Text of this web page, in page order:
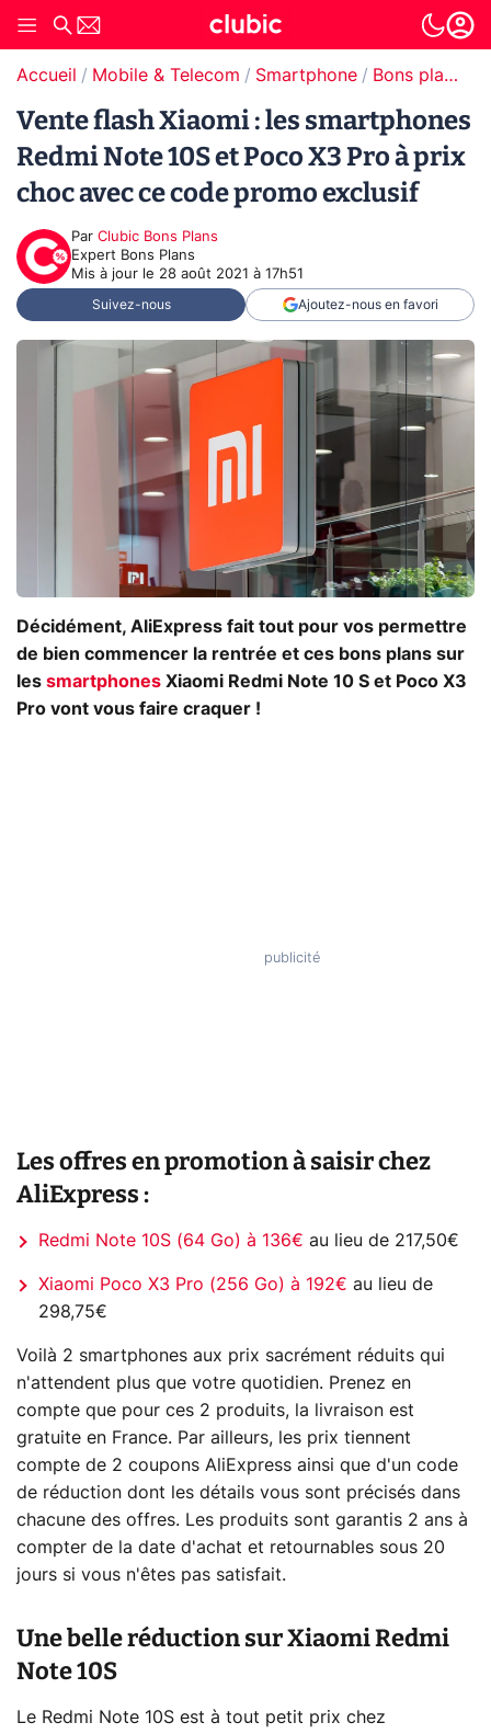
Accueil Mobile & Telecom Smartphone Bons plans Smartphones
Vente flash Xiaomi : les smartphones
Redmi Note 10S et Poco X3 Pro à prix
choc avec ce code promo exclusif
Par Clubic Bons Plans
Expert Bons Plans
Mis à jour le 28 août 2021 à 17h51
Suivez-nous Ajoutez-nous en favori
Décidément, AliExpress fait tout pour vos permettre
de bien commencer la rentrée et ces bons plans sur
les smartphones Xiaomi Redmi Note 10 S et Poco X3
Pro vont vous faire craquer !
Les offres en promotion à saisir chez
AliExpress :
Redmi Note 10S (64 Go) à 136€ au lieu de 217,50€
Xiaomi Poco X3 Pro (256 Go) à 192€ au lieu de
298,75€
Voilà 2 smartphones aux prix sacrément réduits qui
n'attendent plus que votre quotidien. Prenez en
compte que pour ces 2 produits, la livraison est
gratuite en France. Par ailleurs, les prix tiennent
compte de 2 coupons AliExpress ainsi que d'un code
de réduction dont les détails vous sont précisés dans
chacune des offres. Les produits sont garantis 2 ans à
compter de la date d'achat et retournables sous 20
jours si vous n'êtes pas satisfait.
Une belle réduction sur Xiaomi Redmi
Note 10S
Le Redmi Note 10S est à tout petit prix chez